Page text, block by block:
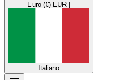
Euro (€) EUR
Italiano